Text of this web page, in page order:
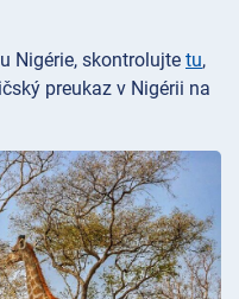
Nigérie, skontrolujte tu,
preukaz v Nigérii na